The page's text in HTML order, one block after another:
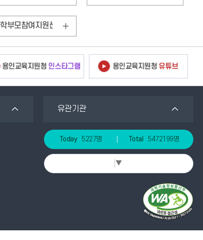
학부모참여지원센터
유관기관
Today 5227명 Total 5472199명
▼